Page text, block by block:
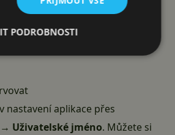
nastavení aplikace přes
Uživatelské jméno. Můžete si
PODROBNOSTI